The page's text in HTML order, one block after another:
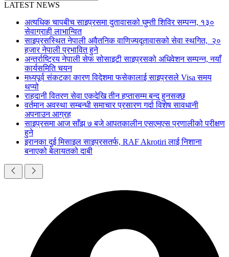
LATEST NEWS
अत्यधिक चापबीच साइप्रसमा दुतावासको घुम्ती शिविर सम्पन्न, १३०
सेवाग्राही लाभान्वित
साइप्रसस्थित नेपाली अवैतनिक वाणिज्यदूतावासको सेवा स्थगित, २०
हजार नेपाली प्रभावित हुने
अन्तर्राष्ट्रिय नेपाली सेफ सोसाइटी साइप्रसको अधिवेशन सम्पन्न, नयाँ
कार्यसमिति चयन
मध्यपूर्व संकटका कारण विदेशमा फसेकालाई साइप्रसले Visa समय
थप्यो
राहदानी वितरण सेवा एकदेखि तीन हप्तासम्म बन्द हुनसक्छ
वर्तमान अवस्था सम्बन्धी समाचार प्रसारण गर्दा विशेष सावधानी
अपनाउन आग्रह
साइप्रसमा आज साँझ ७ बजे आपतकालीन एसएमएस प्रणालीको परीक्षण
हुने
इरानका दुई मिसाइल साइप्रसतर्फ, RAF Akrotiri लाई निशाना
बनाएको बेलायतको दाबी